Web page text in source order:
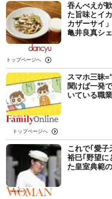
吞んべえが
た旨味とイ
カザーサイ
⻲井良真シ
トップページへ
スマホ三昧
聞けば一発
いている職
トップページへ
これで｢愛
裕巳｢野望に
た皇室典範